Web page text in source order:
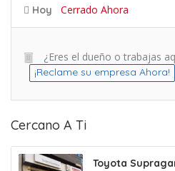
Hoy Cerrado Ahora
¿Eres el dueño o trabajas
¡Reclame su empresa Ahora!
Cercano A Ti
Toyota